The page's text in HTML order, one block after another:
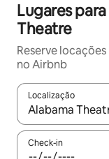
Lugares
Theatre
Reserve
no Airbnb
Localização
Quando os
Check-in